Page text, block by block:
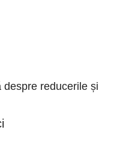
reducerile și